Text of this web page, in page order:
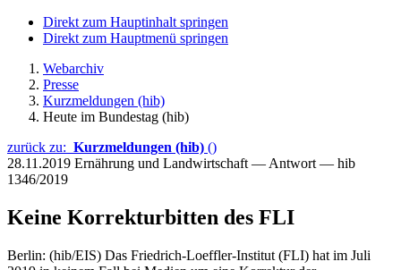
Direkt zum Hauptinhalt springen
Direkt zum Hauptmenü springen
Webarchiv
Presse
Kurzmeldungen (hib)
Heute im Bundestag (hib)
zurück zu: Kurzmeldungen (hib) ()
28.11.2019 Ernährung und Landwirtschaft — Antwort — hib
1346/2019
Keine Korrekturbitten des FLI
Berlin: (hib/EIS) Das Friedrich-Loeffler-Institut (FLI) hat im Juli